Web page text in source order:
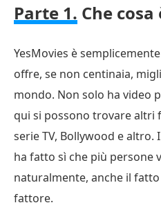
Parte 1. Che cosa
YesMovies è
offre, se non centinaia,
mondo. Non solo ha video
qui si possono trovare altri
serie TV, Bollywood e
ha fatto sì che più persone
naturalmente, anche il
fattore.